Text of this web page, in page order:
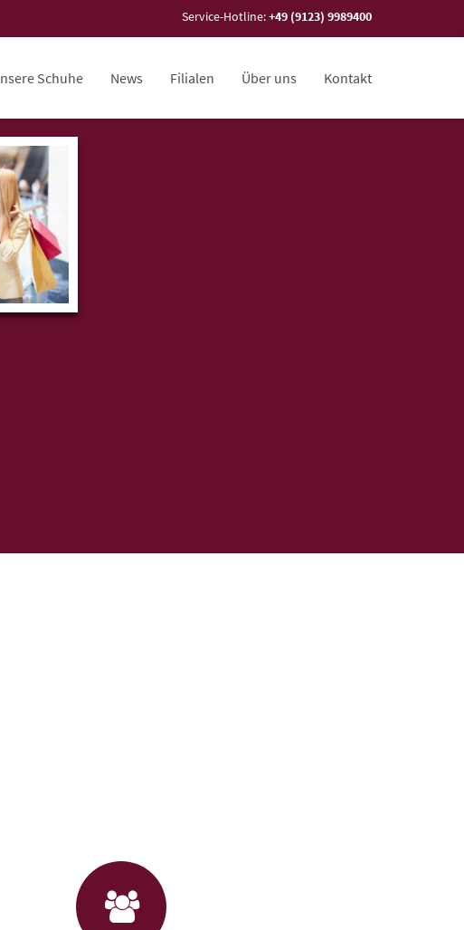
Service-Hotline:+49 (9123) 9989400
Schuhe News Filialen Über uns Kontakt